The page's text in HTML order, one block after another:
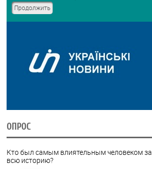
ОПРОС
Кто был самым влиятельным человеком за
всю историю?